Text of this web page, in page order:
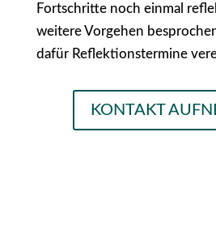
Fortschritte noch einmal
weitere Vorgehen
dafür Reflektionstermine
KONTAKT